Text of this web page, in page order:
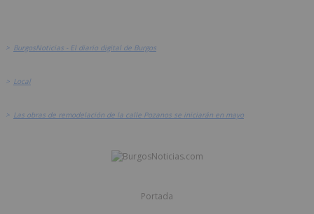
> BurgosNoticias - El diario digital de Burgos
> Local
> Las obras de remodelación de la calle Pozanos se iniciarán en mayo
Portada